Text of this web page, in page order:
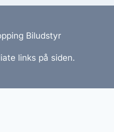
4,749.05 kr..
kr..
pris
449.10 kr..
Biludstyr
links på siden.